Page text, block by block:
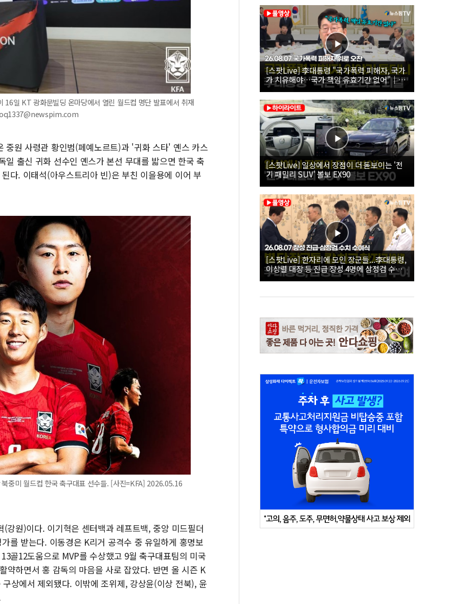
16일 KT 광화문빌딩 온마당에서 열린 월드컵 명단 발표에서 취재
중원 사령관 황인범(페예노르트)과 '귀화 스타' 옌스 카스
출신 귀화 선수인 옌스가 본선 무대를 밟으면 한국 축
다. 이태석(아우스트리아 빈)은 부친 이을용에 이어 부
중미 월드컵 한국 축구대표 선수들. [사진=KFA] 2026.05.16
원)이다. 이기혁은 센터백과 레프트백, 중앙 미드필더
를 받는다. 이동경은 K리거 공격수 중 유일하게 홍명보
골12도움으로 MVP를 수상했고 9월 축구대표팀의 미국
약하면서 홍 감독의 마음을 사로 잡았다. 반면 올 시즌 K
상에서 제외됐다. 이밖에 조위제, 강상윤(이상 전북), 윤
[스팟Live] 李대통령 "국가폭력 피해자, 국가
가 치유해야…국가 책임 유효기간 없어"｜
26.08.07 국가폭력 피해자 위로 오찬
[스팟Live] 일상에서 장점이 더 돋보이는 '전
기 패밀리 SUV' 볼보 EX90
[스팟Live] 한자리에 모인 장군들...李대통령,
이상렬 대장 등 진급 장성 4명에 삼정검 수치
직접 수여｜26.08.07 장성 진급·삼정검 수치